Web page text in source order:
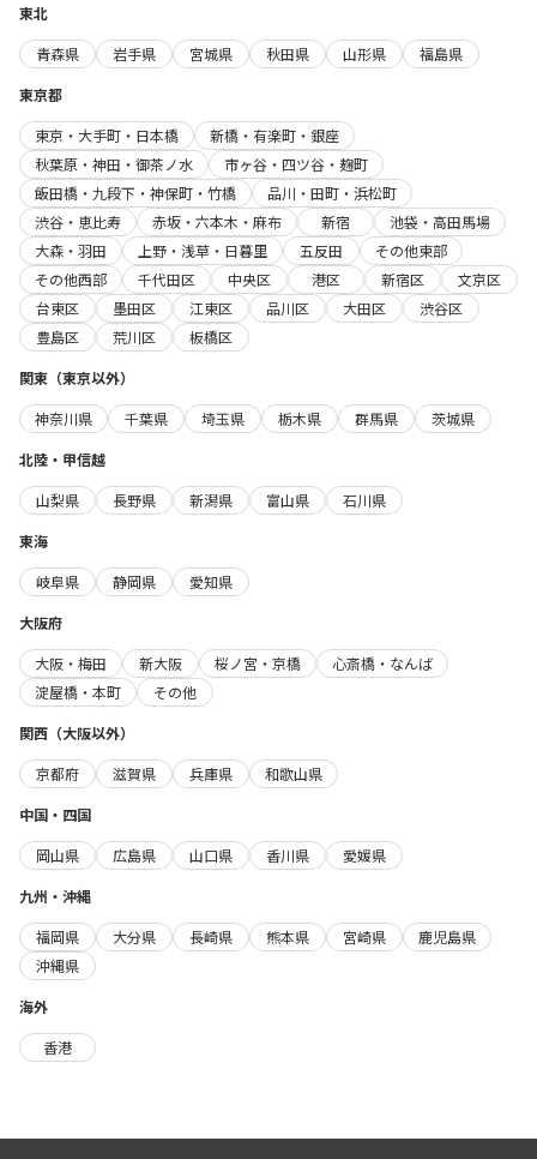
東北
青森県
岩手県 宮城県 秋田県 山形県
福島県
東京都
東京・大手町・日本橋
新橋・有楽町・銀座
秋葉原・神田・御茶ノ水
市ヶ谷・四ツ谷・麹町
飯田橋・九段下・神保町・竹橋
品川・田町・浜松町
渋谷・恵比寿
赤坂・六本木・麻布 新宿
池袋・高田馬場
大森・羽田
上野・浅草・日暮里 五反田
その他東部
その他西部
千代田区 中央区 港区 新宿区
文京区
台東区
墨田区 江東区 品川区 大田区
渋谷区
豊島区
荒川区
板橋区
関東（東京以外）
神奈川県
千葉県 埼玉県 栃木県 群馬県
茨城県
北陸・甲信越
山梨県
長野県 新潟県 富山県
石川県
東海
岐阜県
静岡県
愛知県
大阪府
大阪・梅田
新大阪 桜ノ宮・京橋
心斎橋・なんば
淀屋橋・本町
その他
関西（大阪以外）
京都府
滋賀県 兵庫県
和歌山県
中国・四国
岡山県
広島県 山口県 香川県
愛媛県
九州・沖縄
福岡県
大分県 長崎県 熊本県 宮崎県
鹿児島県
沖縄県
海外
香港